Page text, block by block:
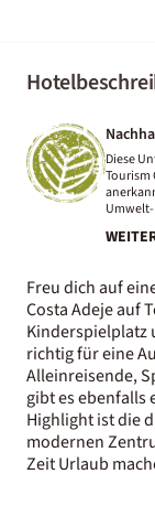
Diese
Tourism
Freu dich auf
Costa Adeje auf
Kinderspielplatz
richtig für eine
Alleinreisende,
gibt es ebenfalls
Highlight ist die
modernen
Zeit Urlaub